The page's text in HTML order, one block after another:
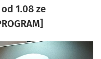
1.08 ze